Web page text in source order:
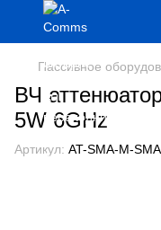
Пассивное
ВЧ
5W 6GHz
Артикул: AT-SMA-M-